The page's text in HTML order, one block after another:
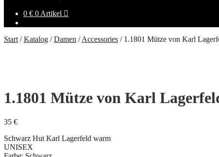
0 € 0 Artikel
Start /Katalog /Damen /Accessories / 1.1801 Mütze von Karl
1.1801 Mütze von Karl
35 €
Schwarz Hut Karl Lagerfeld warm
UNISEX